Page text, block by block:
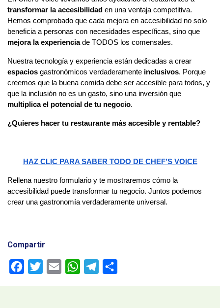
transformar la accesibilidad en una ventaja competitiva.
Hemos comprobado que cada mejora en accesibilidad no solo
mejora la experiencia de TODOS los comensales.
espacios gastronómicos verdaderamente inclusivos. Porque
creemos que la buena comida debe ser accesible para todos, y
multiplica el potencial de tu negocio.
¿Quieres hacer tu restaurante más accesible y rentable?
HAZ CLIC PARA SABER TODO DE CHEF’S VOICE
Rellena nuestro formulario y te mostraremos cómo la
accesibilidad puede transformar tu negocio. Juntos podemos
crear una gastronomía verdaderamente universal.
Compartir
Facebook
Twitter Email WhatsAppTelegram